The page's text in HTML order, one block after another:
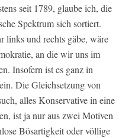
seit 1789, glaube ich, die
Spektrum sich sortiert.
links und rechts gäbe, wäre
an die wir uns im
Insofern ist es ganz in
Die Gleichsetzung von
alles Konservative in eine
ist ja nur aus zwei Motiven
Bösartigkeit oder völlige